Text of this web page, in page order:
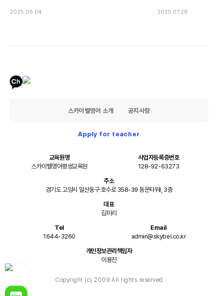
2025.06.04 2025.07.28
스카이벨영어 소개 공지사항
Apply for teacher
교육원명
스카이벨영어평생교육원
사업자등록증번호
128-92-63273
주소
경기도 고양시 일산동구 호수로 358-39 동문타워I, 3층
대표
김미리
Tel
1644-3260
Email
admin@skybel.co.kr
개인정보관리책임자
이용진
Copyright (c) 2009 All rights reserved